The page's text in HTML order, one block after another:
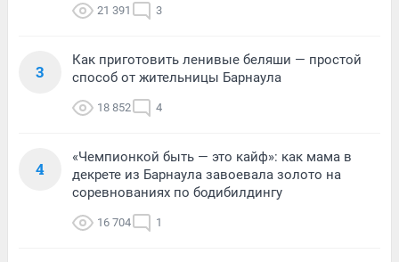
21 391 3
3
Как приготовить ленивые беляши — простой
способ от жительницы Барнаула
18 852 4
4
«Чемпионкой быть — это кайф»: как мама в
декрете из Барнаула завоевала золото на
соревнованиях по бодибилдингу
16 704 1